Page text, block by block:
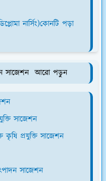
নার্সিং)কোনটি পড়া
সাজেশন আরো পড়ুন
সাজেশন
প্রযুক্তি সাজেশন
সাজেশন